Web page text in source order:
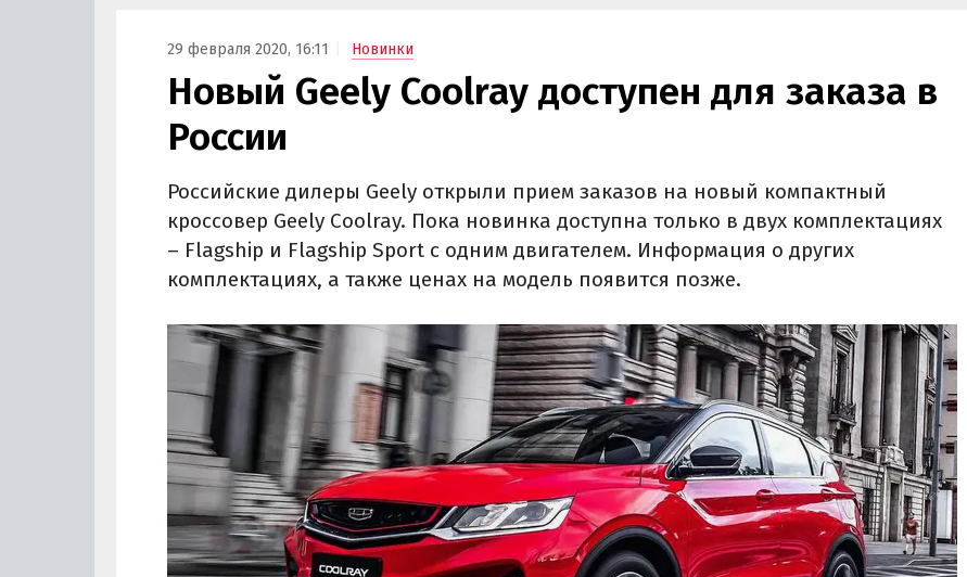
29 февраля 2020, 16:11 Новинки
Новый Geely Coolray доступен для заказа в
России
Российские дилеры Geely открыли прием заказов на новый компактный
кроссовер Geely Coolray. Пока новинка доступна только в двух комплектациях
– Flagship и Flagship Sport с одним двигателем. Информация о других
комплектациях, а также ценах на модель появится позже.